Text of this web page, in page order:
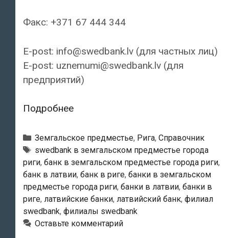
Факс: +371 67 444 344
E-post: info@swedbank.lv (для частных лиц)
E-post: uznemumi@swedbank.lv (для
предприятий)
ПодробнееSwedbank
Филиал
«Spice»
Рубрики
Земгальское предместье, Рига, Справочник
Тэги
swedbank в земгальском предместье города
риги, банк в земгальском предместье города риги,
банк в латвии, банк в риге, банки в земгальском
предместье города риги, банки в латвии, банки в
риге, латвийские банки, латвийский банк, филиал
swedbank, филиалы swedbank
Оставьте комментарий